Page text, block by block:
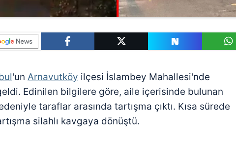
'un Arnavutköy ilçesi İslambey Mahallesi'nde
Edinilen bilgilere göre, aile içerisinde bulunan
taraflar arasında tartışma çıktı. Kısa sürede
silahlı kavgaya dönüştü.